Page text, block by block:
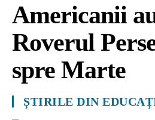
Americanii
Roverul
spre Marte
ȘTIRILE DIN